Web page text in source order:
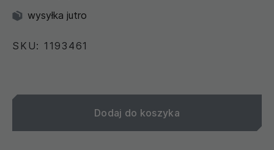
wysyłka jutro
SKU: 1193461
Dodaj do koszyka